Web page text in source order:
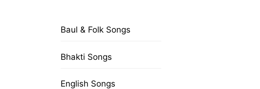
Baul & Folk Songs
Bhakti Songs
English Songs